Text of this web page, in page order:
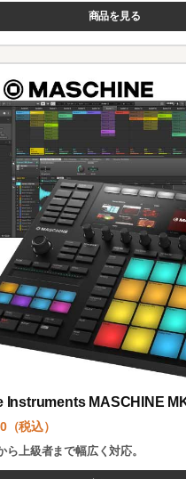
商品を見る
Instruments MASCHINE
（税込）
ら上級者まで幅広く対応。